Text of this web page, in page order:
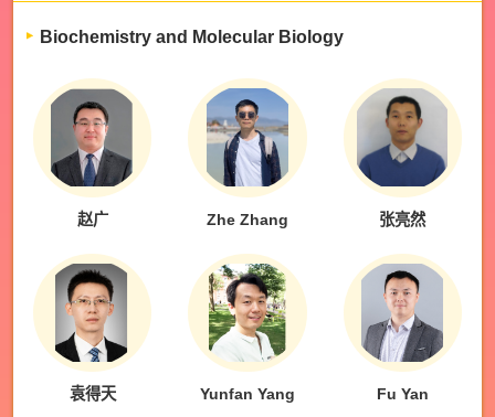
Biochemistry and Molecular Biology
赵广 Zhe Zhang 张亮然
袁得天 Yunfan Yang Fu Yan